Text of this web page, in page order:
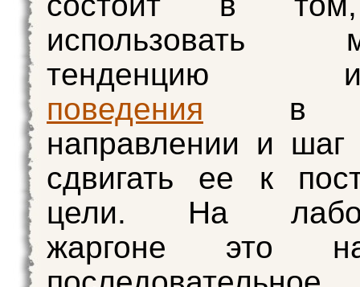
использовать
тенденцию
поведения в
направлении и
сдвигать ее к
цели. На
жаргоне это